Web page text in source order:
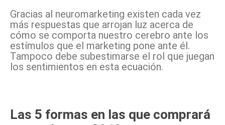
Gracias al neuromarketing existen cada vez
más respuestas que arrojan luz acerca de
cómo se comporta nuestro cerebro ante los
estímulos que el marketing pone ante él.
Tampoco debe subestimarse el rol que juegan
los sentimientos en esta ecuación.
Las 5 formas en las que comprará